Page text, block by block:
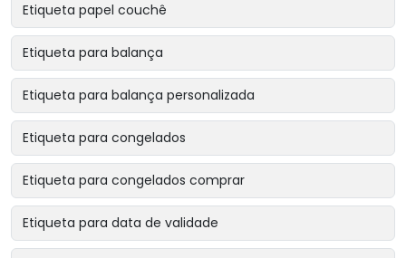
Etiqueta papel couchê
Etiqueta para balança
Etiqueta para balança personalizada
Etiqueta para congelados
Etiqueta para congelados comprar
Etiqueta para data de validade